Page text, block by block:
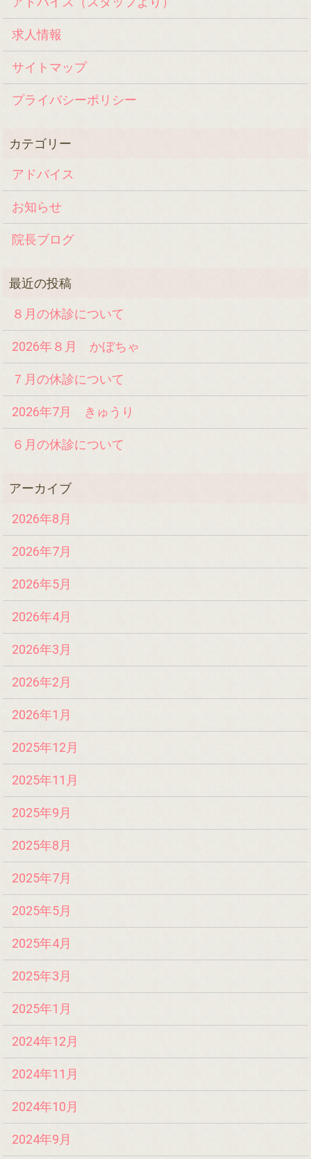
求人情報
サイトマップ
プライバシーポリシー
アドバイス
お知らせ
院長ブログ
８月の休診について
2026年８月 かぼちゃ
７月の休診について
2026年7月 きゅうり
６月の休診について
2026年8月
2026年7月
2026年5月
2026年4月
2026年3月
2026年2月
2026年1月
2025年12月
2025年11月
2025年9月
2025年8月
2025年7月
2025年5月
2025年4月
2025年3月
2025年1月
2024年12月
2024年11月
2024年10月
2024年9月